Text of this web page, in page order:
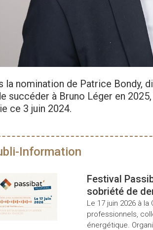
la nomination de Patrice Bondy,
succéder à Bruno Léger en
ce 3 juin 2024.
Information
Festival
sobriété de
Le 17 juin 2026 à la
professionnels,
énergétique.